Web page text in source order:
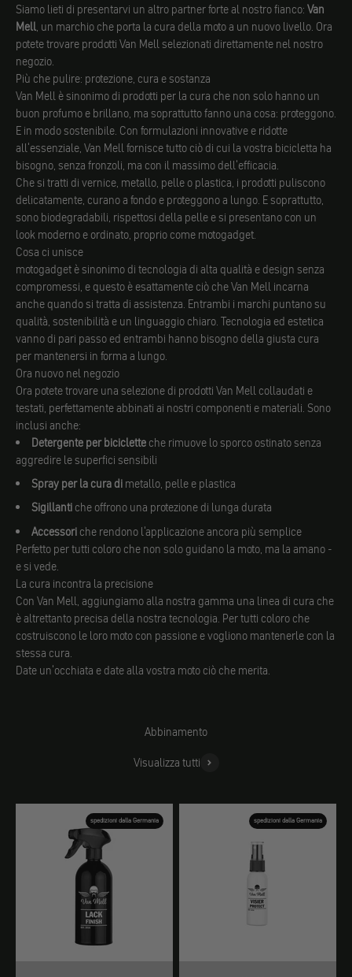
Siamo lieti di presentarvi un altro partner forte al nostro fianco: Van
Mell, un marchio che porta la cura della moto a un nuovo livello. Ora
potete trovare prodotti Van Mell selezionati direttamente nel nostro
negozio.
Più che pulire: protezione, cura e sostanza
Van Mell è sinonimo di prodotti per la cura che non solo hanno un
buon profumo e brillano, ma soprattutto fanno una cosa: proteggono.
E in modo sostenibile. Con formulazioni innovative e ridotte
all'essenziale, Van Mell fornisce tutto ciò di cui la vostra bicicletta ha
bisogno, senza fronzoli, ma con il massimo dell'efficacia.
Che si tratti di vernice, metallo, pelle o plastica, i prodotti puliscono
delicatamente, curano a fondo e proteggono a lungo. E soprattutto,
sono biodegradabili, rispettosi della pelle e si presentano con un
look moderno e ordinato, proprio come motogadget.
Cosa ci unisce
motogadget è sinonimo di tecnologia di alta qualità e design senza
compromessi, e questo è esattamente ciò che Van Mell incarna
anche quando si tratta di assistenza. Entrambi i marchi puntano su
qualità, sostenibilità e un linguaggio chiaro. Tecnologia ed estetica
vanno di pari passo ed entrambi hanno bisogno della giusta cura
per mantenersi in forma a lungo.
Ora nuovo nel negozio
Ora potete trovare una selezione di prodotti Van Mell collaudati e
testati, perfettamente abbinati ai nostri componenti e materiali. Sono
inclusi anche:
Detergente per biciclette che rimuove lo sporco ostinato senza
aggredire le superfici sensibili
Spray per la cura di metallo, pelle e plastica
Sigillanti che offrono una protezione di lunga durata
Accessori che rendono l'applicazione ancora più semplice
Perfetto per tutti coloro che non solo guidano la moto, ma la amano -
e si vede.
La cura incontra la precisione
Con Van Mell, aggiungiamo alla nostra gamma una linea di cura che
è altrettanto precisa della nostra tecnologia. Per tutti coloro che
costruiscono le loro moto con passione e vogliono mantenerle con la
stessa cura.
Date un'occhiata e date alla vostra moto ciò che merita.
Abbinamento
Visualizza tutti
spedizioni dalla Germania spedizioni dalla Germania